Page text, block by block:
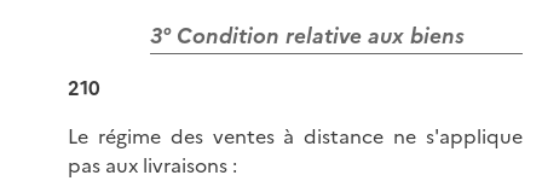
3° Condition relative aux biens
210
Le régime des ventes à distance ne s'applique
pas aux livraisons :